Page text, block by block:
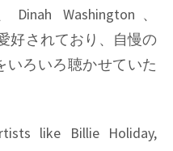
Washington、
好されており、自慢の
いろいろ聴かせていた
like Billie Holiday,